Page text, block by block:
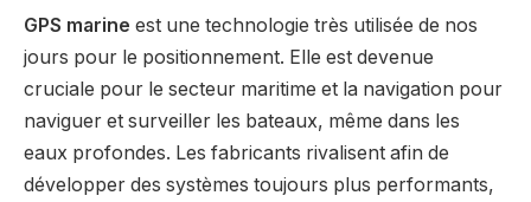
GPS marine est une technologie très utilisée de nos
jours pour le positionnement. Elle est devenue
cruciale pour le secteur maritime et la navigation pour
naviguer et surveiller les bateaux, même dans les
eaux profondes. Les fabricants rivalisent afin de
développer des systèmes toujours plus performants,